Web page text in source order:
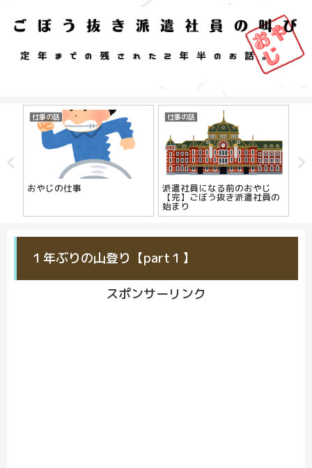
仕事の話
おやじの仕事
仕事の話
派遣社員になる前のおやじ
【完】ごぼう抜き派遣社員の
始まり
１年ぶりの山登り【part１】
スポンサーリンク